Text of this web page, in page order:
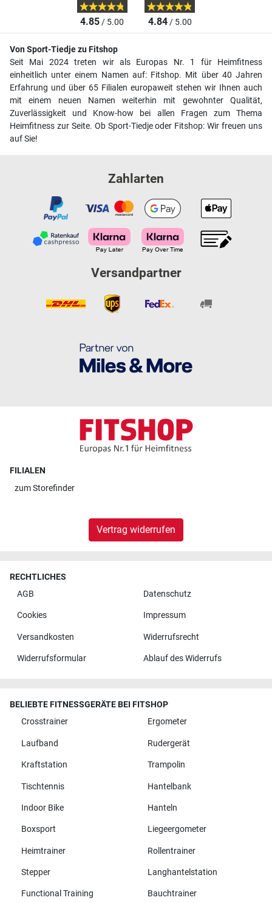
4.85/ 5.00 4.84/ 5.00
Von Sport-Tiedje zu Fitshop
Seit Mai 2024 treten wir als Europas Nr. 1 für Heimfitness
einheitlich unter einem Namen auf: Fitshop. Mit über 40 Jahren
Erfahrung und über 65 Filialen europaweit stehen wir Ihnen auch
mit einem neuen Namen weiterhin mit gewohnter Qualität,
Zuverlässigkeit und Know-how bei allen Fragen zum Thema
Heimfitness zur Seite. Ob Sport-Tiedje oder Fitshop: Wir freuen uns
auf Sie!
Zahlarten
Versandpartner
FILIALEN
zumStorefinder
Vertrag widerrufen
RECHTLICHES
AGB
Datenschutz
Cookies Impressum
Versandkosten Widerrufsrecht
Widerrufsformular Ablauf des Widerrufs
BELIEBTE FITNESSGERÄTE BEI FITSHOP
Crosstrainer
Ergometer
Laufband Rudergerät
Kraftstation Trampolin
Tischtennis Hantelbank
Indoor Bike Hanteln
Boxsport Liegeergometer
Heimtrainer Rollentrainer
Stepper Langhantelstation
Functional Training Bauchtrainer